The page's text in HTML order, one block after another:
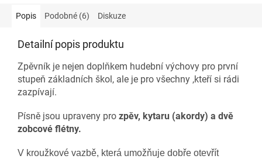
Popis Podobné (6) Diskuze
Detailní popis produktu
Zpěvník je nejen doplňkem hudební výchovy pro první
stupeň základních škol, ale je pro všechny ,kteří si rádi
zazpívají.
Písně jsou upraveny pro zpěv, kytaru (akordy) a dvě
zobcové flétny.
V kroužkové vazbě, která umožňuje dobře otevřít